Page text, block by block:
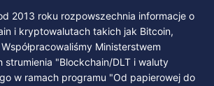
2013 roku rozpowszechnia informacje o
i kryptowalutach takich jak Bitcoin,
Ministerstwem
strumienia "Blockchain/DLT i waluty
w ramach programu "Od papierowej do